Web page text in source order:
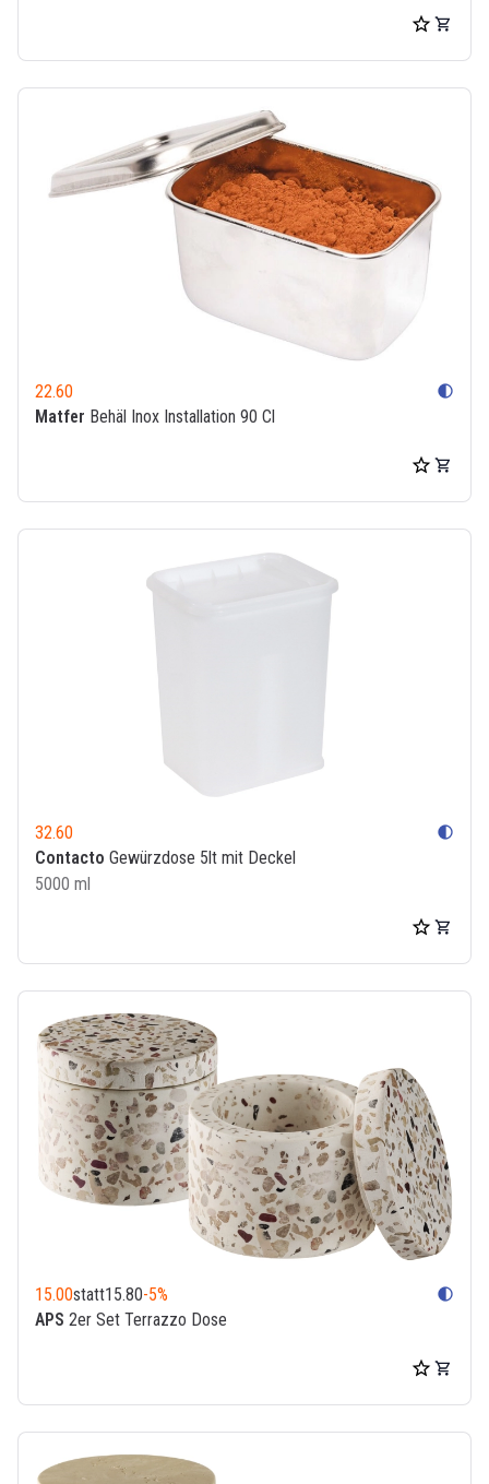
22.60 contrast
Matfer Behäl Inox Installation 90 Cl
32.60 contrast
Contacto Gewürzdose 5lt mit Deckel
5000 ml
statt15.80
15.00 -5% contrast
APS 2er Set Terrazzo Dose